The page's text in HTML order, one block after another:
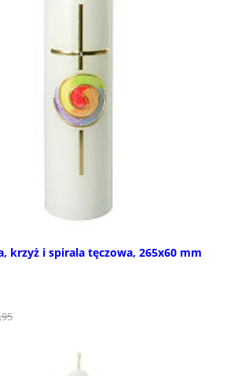
krzyż i spirala tęczowa, 265x60 mm